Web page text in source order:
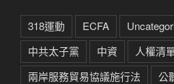
318運動 ECFA
中共太子黨
中資
人權清單
兩岸服務貿易協議施行法
公